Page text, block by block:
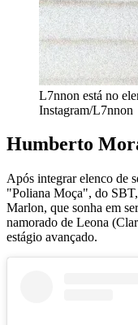
L7nnon está no
Instagram/L7nnon
Humberto
Após integrar elenco de
"Poliana Moça", do
Marlon, que sonha em
namorado de Leona
estágio avançado.